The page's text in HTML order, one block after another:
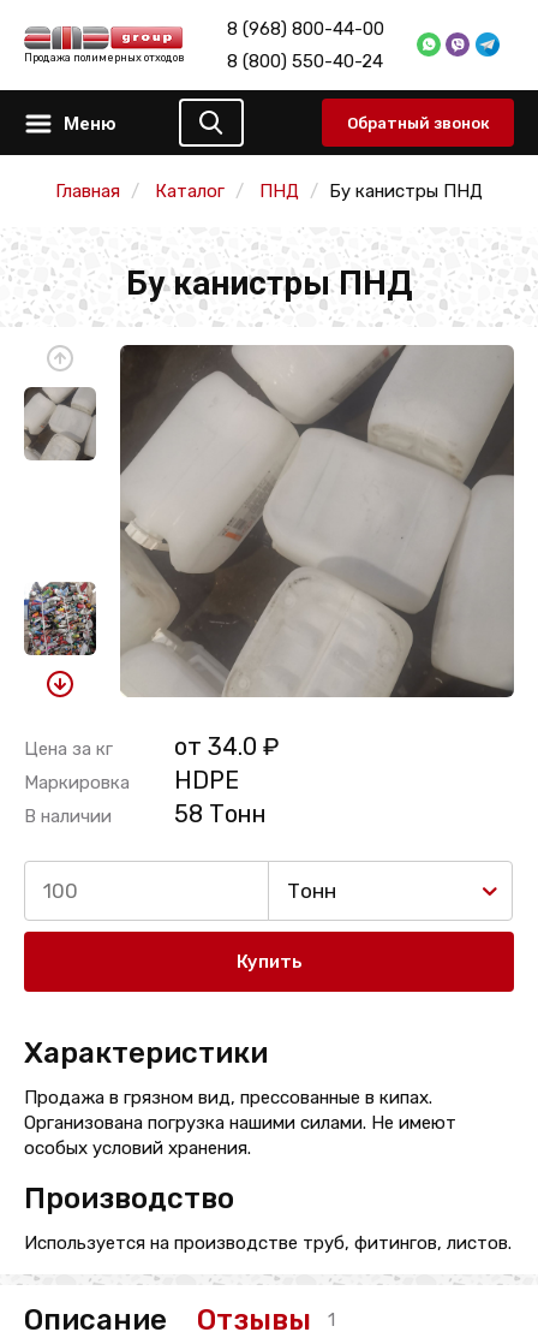
Продажа полимерных отходов
8 (968) 800-44-00
8 (800) 550-40-24
Меню Обратный звонок
Главная Каталог ПНД Бу канистры ПНД
Бу канистры ПНД
Цена за кг от 34.0 ₽
Маркировка HDPE
В наличии 58 Тонн
Тонн
Купить
Характеристики
Продажа в грязном вид, прессованные в кипах.
Организована погрузка нашими силами. Не имеют
особых условий хранения.
Производство
Используется на производстве труб, фитингов, листов.
Описание Отзывы 1